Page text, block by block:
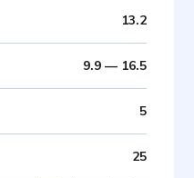
13.2
9.9— 16.5
5
25